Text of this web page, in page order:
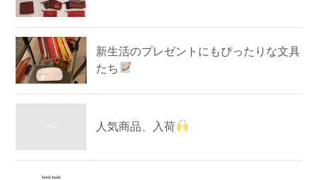
新生活のプレゼントにもぴったりな文具
たち
人気商品、入荷